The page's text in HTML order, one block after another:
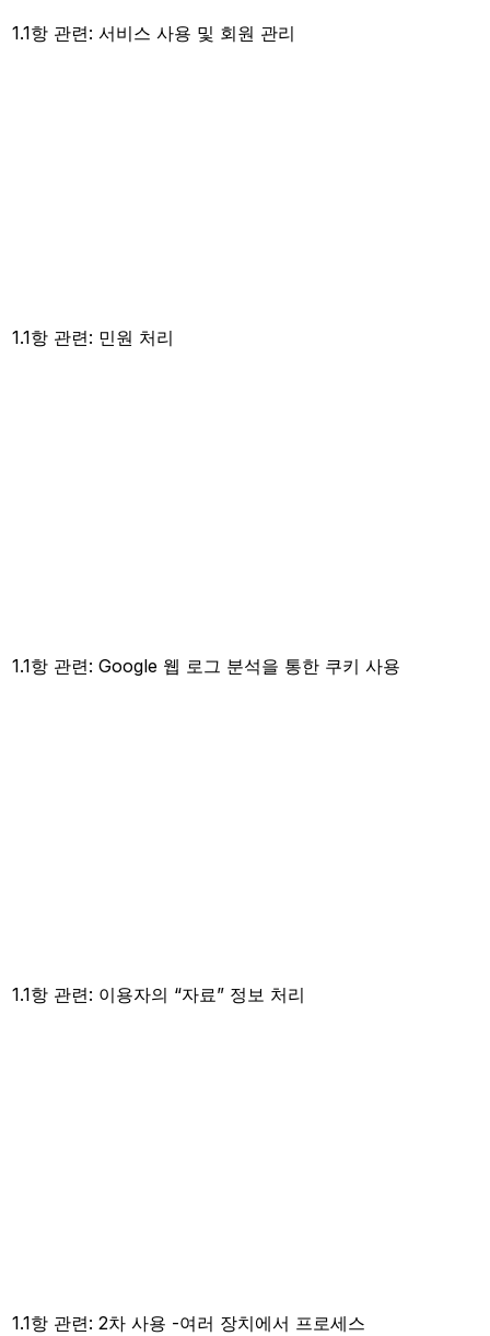
1.1항 관련: 서비스 사용 및 회원 관리
1.1항 관련: 민원 처리
1.1항 관련: Google 웹 로그 분석을 통한 쿠키 사용
1.1항 관련: 이용자의 “자료” 정보 처리
1.1항 관련: 2차 사용 -여러 장치에서 프로세스